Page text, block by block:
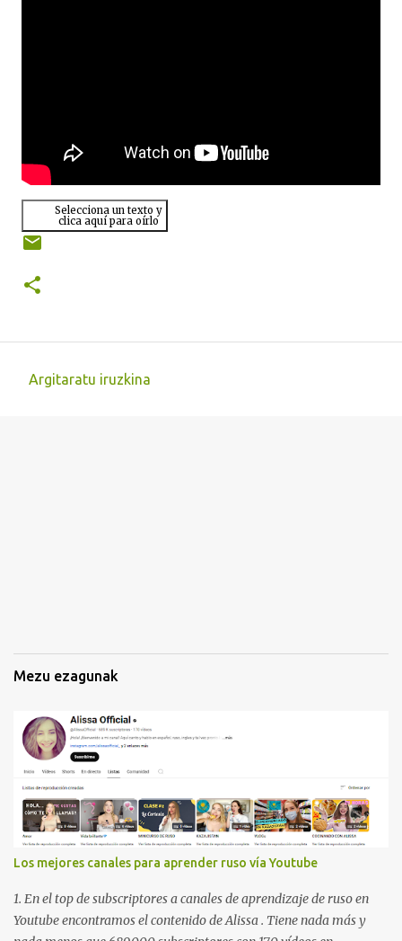
Selecciona un texto y
clica aquí para oírlo
Argitaratu iruzkina
Mezu ezagunak
Los mejores canales para aprender ruso vía Youtube
1. En el top de subscriptores a canales de aprendizaje de ruso en
Youtube encontramos el contenido de Alissa . Tiene nada más y